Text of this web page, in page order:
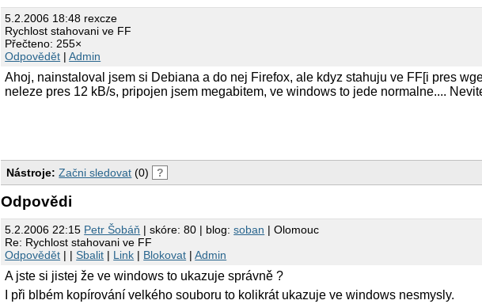
5.2.2006 18:48 rexcze
Rychlost stahovani ve FF
Přečteno: 255×
Odpovědět |Admin
Ahoj, nainstaloval jsem si Debiana a do nej Firefox, ale kdyz stahuju ve FF[i pres
neleze pres 12 kB/s, pripojen jsem megabitem, ve windows to jede normalne....
Nástroje: Začni sledovat (0) ?
Odpovědi
5.2.2006 22:15 Petr Šobáň | skóre: 80 | blog:soban | Olomouc
Re: Rychlost stahovani ve FF
Odpovědět | |Sbalit | Link | Blokovat |Admin
A jste si jistej že ve windows to ukazuje správně ?
I při blbém kopírování velkého souboru to kolikrát ukazuje ve windows nesmysly.